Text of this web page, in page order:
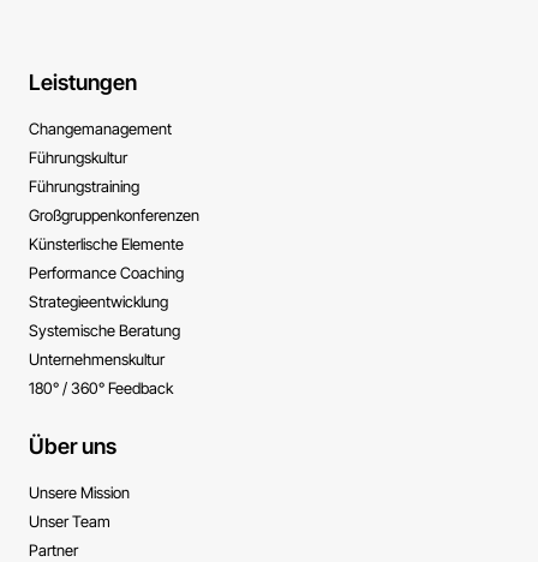
Leistungen
Change­management
Führungs­kultur
Führungs­training
Großgruppen­konferenzen
Künsterlische ­Elemente
Performance ­Coaching
Strategie­entwicklung
Systemische ­Beratung
Unternehmens­kultur
180° / 360° Feedback
Über uns
Unsere Mission
Unser Team
Partner